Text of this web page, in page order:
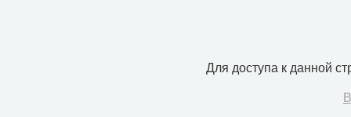
Для доступа к данной